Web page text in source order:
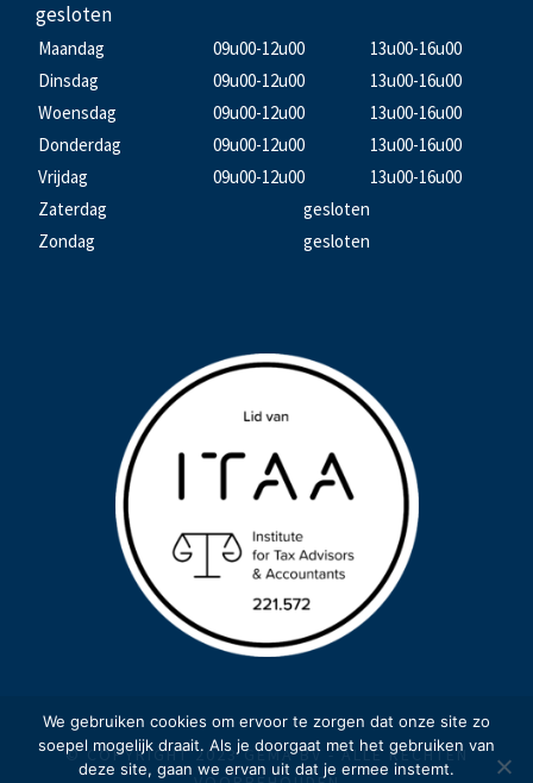
gesloten
Maandag 09u00-12u00
13u00-16u00
Dinsdag
09u00-12u00
13u00-16u00
Woensdag
09u00-12u00
13u00-16u00
Donderdag
09u00-12u00
13u00-16u00
Vrijdag
09u00-12u00
13u00-16u00
Zaterdag
gesloten
Zondag
gesloten
© COPYRIGHT 2023 GEMA BV - ALLE RECHTEN
We gebruiken cookies om ervoor te zorgen dat onze site zo
soepel mogelijk draait. Als je doorgaat met het gebruiken van
deze site, gaan we ervan uit dat je ermee instemt.